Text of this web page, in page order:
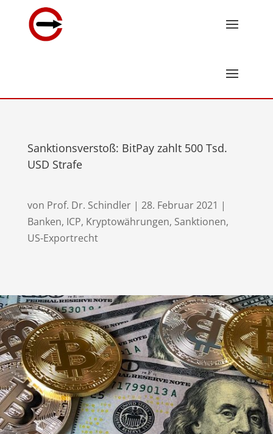
Sanktionsverstoß: BitPay zahlt 500 Tsd.
USD Strafe
von Prof. Dr. Schindler| 28. Februar 2021 |
Banken, ICP, Kryptowährungen, Sanktionen,
US-Exportrecht